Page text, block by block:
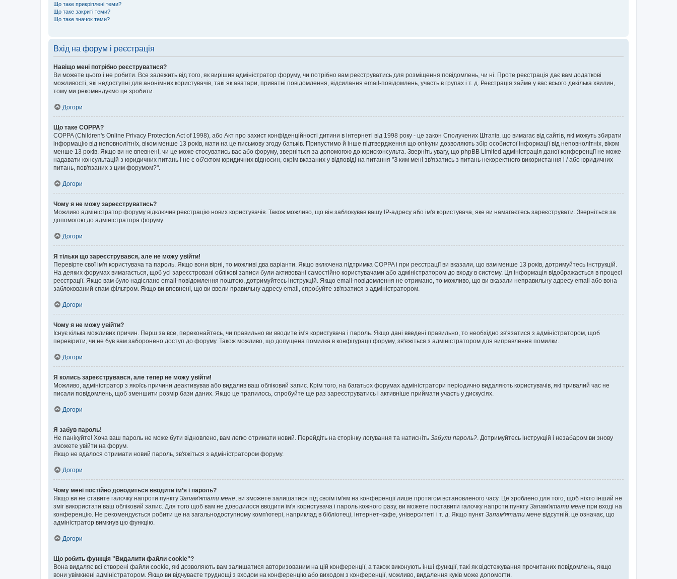
Що таке прикріплені теми?
Що таке закриті теми?
Що таке значок теми?
Вхід на форум і реєстрація
Навіщо мені потрібно реєструватися?
Ви можете цього і не робити. Все залежить від того, як вирішив адміністратор форуму, чи потрібно вам реєструватись для розміщення повідомлень, чи ні. Проте реєстрація дає вам додаткові
можливості, які недоступні для анонімних користувачів, такі як аватари, приватні повідомлення, відсилання email-повідомлень, участь в групах і т. д. Реєстрація займе у вас всього декілька хвилин,
тому ми рекомендуємо це зробити.
Догори
Що таке COPPA?
COPPA (Children's Online Privacy Protection Act of 1998), або Акт про захист конфіденційності дитини в інтернеті від 1998 року - це закон Сполучених Штатів, що вимагає від сайтів, які можуть збирати
інформацію від неповнолітніх, віком менше 13 років, мати на це письмову згоду батьків. Припустимо й інше підтвердження що опікуни дозволяють збір особистої інформації від неповнолітніх, віком
менше 13 років. Якщо ви не впевнені, чи це може стосуватись вас або форуму, зверніться за допомогою до юрисконсульта. Зверніть увагу, що phpBB Limited адміністрація даної конференції не може
надавати консультацій з юридичних питань і не є об'єктом юридичних відносин, окрім вказаних у відповіді на питання "З ким мені зв'язатись з питань некоректного використання і / або юридичних
питань, пов'язаних з цим форумом?".
Догори
Чому я не можу зареєструватись?
Можливо адміністратор форуму відключив реєстрацію нових користувачів. Також можливо, що він заблокував вашу IP-адресу або ім'я користувача, яке ви намагаєтесь зареєструвати. Зверніться за
допомогою до адміністратора форуму.
Догори
Я тільки що зареєструвався, але не можу увійти!
Перевірте свої ім'я користувача та пароль. Якщо вони вірні, то можливі два варіанти. Якщо включена підтримка COPPA і при реєстрації ви вказали, що вам менше 13 років, дотримуйтесь інструкцій.
На деяких форумах вимагається, щоб усі зареєстровані облікові записи були активовані самостійно користувачами або адміністратором до входу в систему. Ця інформація відображається в процесі
реєстрації. Якщо вам було надіслано email-повідомлення поштою, дотримуйтесь інструкцій. Якщо email-повідомлення не отримано, то можливо, що ви вказали неправильну адресу email або вона
заблокований спам-фільтром. Якщо ви впевнені, що ви ввели правильну адресу email, спробуйте зв'язатися з адміністратором.
Догори
Чому я не можу увійти?
Існує кілька можливих причин. Перш за все, переконайтесь, чи правильно ви вводите ім'я користувача і пароль. Якщо дані введені правильно, то необхідно зв'язатися з адміністратором, щоб
перевірити, чи не був вам заборонено доступ до форуму. Також можливо, що допущена помилка в конфігурації форуму, зв'яжіться з адміністратором для виправлення помилки.
Догори
Я колись зареєструвався, але тепер не можу увійти!
Можливо, адміністратор з якоїсь причини деактивував або видалив ваш обліковий запис. Крім того, на багатьох форумах адміністратори періодично видаляють користувачів, які тривалий час не
писали повідомлень, щоб зменшити розмір бази даних. Якщо це трапилось, спробуйте ще раз зареєструватись і активніше приймати участь у дискусіях.
Догори
Я забув пароль!
Не панікуйте! Хоча ваш пароль не може бути відновлено, вам легко отримати новий. Перейдіть на сторінку логування та натисніть Забули пароль? . Дотримуйтесь інструкцій і незабаром ви знову
зможете увійти на форум.
Якщо не вдалося отримати новий пароль, зв'яжіться з адміністратором форуму.
Догори
Чому мені постійно доводиться вводити ім’я і пароль?
Якщо ви не ставите галочку напроти пункту Запам'ятати мене , ви зможете залишатися під своїм ім'ям на конференції лише протягом встановленого часу. Це зроблено для того, щоб ніхто інший не
зміг використати ваш обліковий запис. Для того щоб вам не доводилося вводити ім'я користувача і пароль кожного разу, ви можете поставити галочку напроти пункту Запам'ятати мене при вході на
конференцію. Не рекомендується робити це на загальнодоступному комп'ютері, наприклад в бібліотеці, інтернет-кафе, університеті і т. д. Якщо пункт Запам'ятати мене відсутній, це означає, що
адміністратор вимкнув цю функцію.
Догори
Що робить функція "Видалити файли cookie"?
Вона видаляє всі створені файли cookie, які дозволяють вам залишатися авторизованим на цій конференції, а також виконують інші функції, такі як відстежування прочитаних повідомлень, якщо
вони увімкнені адміністратором. Якщо ви відчуваєте труднощі з входом на конференцію або виходом з конференції, можливо, видалення куків може допомогти.